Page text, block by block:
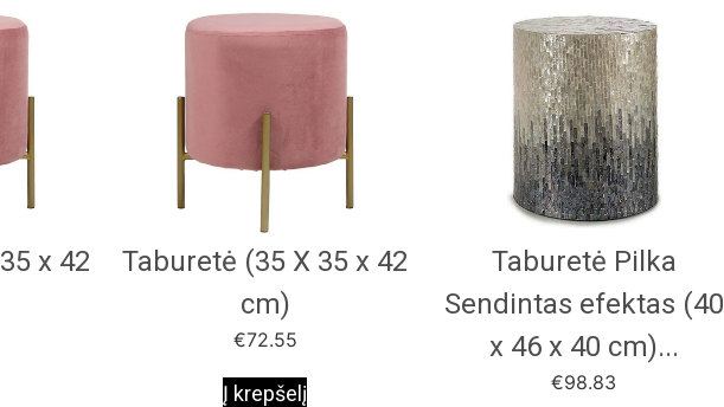
x 42
Taburetė (35 X 35 x 42
cm)
€72.55
Į krepšelį
Taburetė Pilka
Sendintas efektas (40
x 46 x 40 cm)...
€98.83